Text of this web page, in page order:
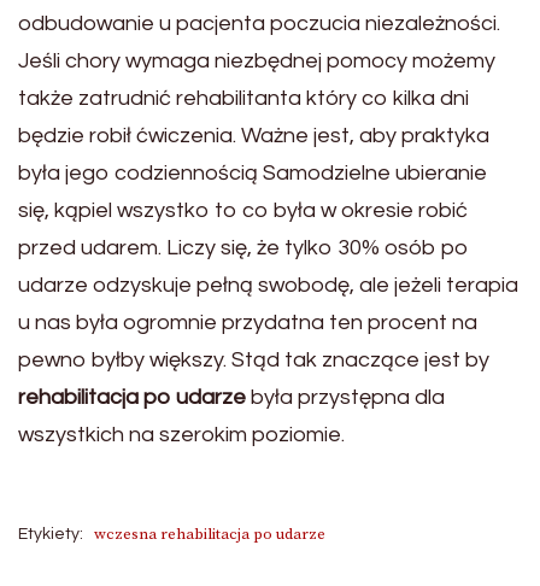
odbudowanie u pacjenta poczucia niezależności.
Jeśli chory wymaga niezbędnej pomocy możemy
także zatrudnić rehabilitanta który co kilka dni
będzie robił ćwiczenia. Ważne jest, aby praktyka
była jego codziennością Samodzielne ubieranie
się, kąpiel wszystko to co była w okresie robić
przed udarem. Liczy się, że tylko 30% osób po
udarze odzyskuje pełną swobodę, ale jeżeli terapia
u nas była ogromnie przydatna ten procent na
pewno byłby większy. Stąd tak znaczące jest by
rehabilitacja po udarze była przystępna dla
wszystkich na szerokim poziomie.
Etykiety: wczesna rehabilitacja po udarze